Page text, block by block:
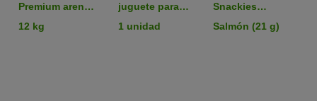
Premium arena
aglomerante
con olor a talco
12 kg
juguete para
gatos
1 unidad
Snackies
liofilizados
snacks para
Salmón (21 g)